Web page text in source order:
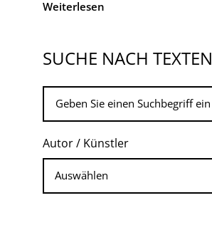
Weiterlesen
SUCHE NACH TEXTEN
Autor / Künstler